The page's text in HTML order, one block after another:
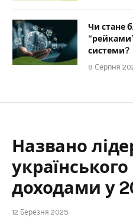
Чи стане
системи?
8 Серпня
Названо
доходами у
12 Березня 2025